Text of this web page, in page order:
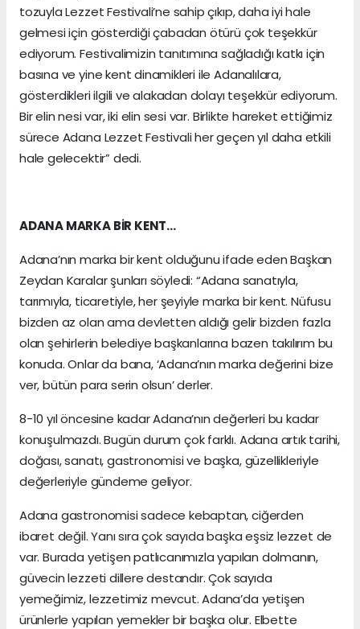
tozuyla Lezzet Festivali’ne sahip çıkıp, daha iyi hale
gelmesi için gösterdiği çabadan ötürü çok teşekkür
ediyorum. Festivalimizin tanıtımına sağladığı katkı için
basına ve yine kent dinamikleri ile Adanalılara,
gösterdikleri ilgili ve alakadan dolayı teşekkür ediyorum.
Bir elin nesi var, iki elin sesi var. Birlikte hareket ettiğimiz
sürece Adana Lezzet Festivali her geçen yıl daha etkili
hale gelecektir” dedi.
ADANA MARKA BİR KENT…
Adana’nın marka bir kent olduğunu ifade eden Başkan
Zeydan Karalar şunları söyledi: “Adana sanatıyla,
tarımıyla, ticaretiyle, her şeyiyle marka bir kent. Nüfusu
bizden az olan ama devletten aldığı gelir bizden fazla
olan şehirlerin belediye başkanlarına bazen takılırım bu
konuda. Onlar da bana, ‘Adana’nın marka değerini bize
ver, bütün para serin olsun’ derler.
8-10 yıl öncesine kadar Adana’nın değerleri bu kadar
konuşulmazdı. Bugün durum çok farklı. Adana artık tarihi,
doğası, sanatı, gastronomisi ve başka, güzellikleriyle
değerleriyle gündeme geliyor.
Adana gastronomisi sadece kebaptan, ciğerden
ibaret değil. Yanı sıra çok sayıda başka eşsiz lezzet de
var. Burada yetişen patlıcanımızla yapılan dolmanın,
güvecin lezzeti dillere destandır. Çok sayıda
yemeğimiz, lezzetimiz mevcut. Adana’da yetişen
ürünlerle yapılan yemekler bir başka olur. Elbette